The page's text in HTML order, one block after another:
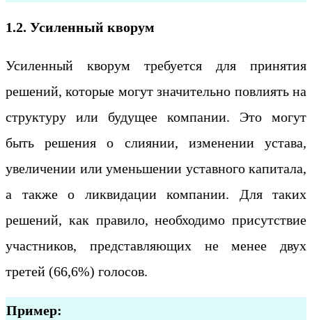
1.2. Усиленный кворум
Усиленный кворум требуется для принятия
решений, которые могут значительно повлиять на
структуру или будущее компании. Это могут
быть решения о слиянии, изменении устава,
увеличении или уменьшении уставного капитала,
а также о ликвидации компании. Для таких
решений, как правило, необходимо присутствие
участников, представляющих не менее двух
третей (66,6%) голосов.
Пример: